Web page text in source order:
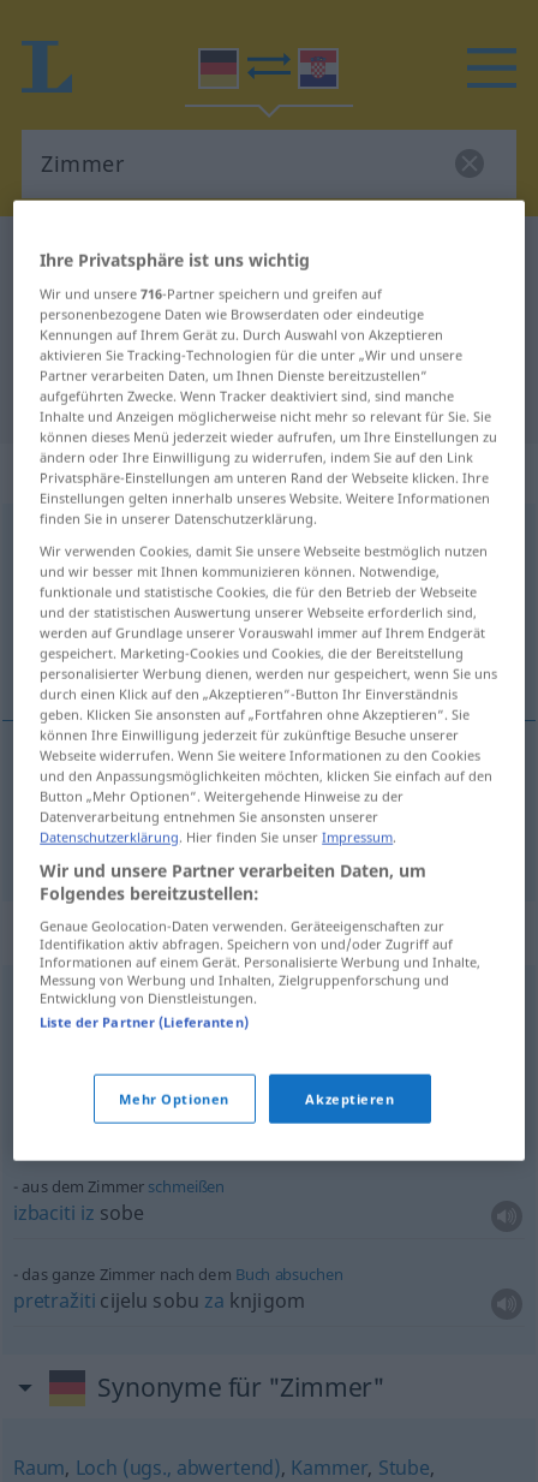
Deutsch-Kroatisch Wörterbuch
Deutsch-Kroatisch Übersetzung für
"Zimmer"
"Zimmer" Kroatisch Übersetzung
„Zimmer“: Neutrum
Übersicht aller Übersetzungen
(Für mehr Details die Übersetzung anklicken/antippen)
soba, prostorija
soba Zimmer
prostorija Zimmer
Beispielsätze für "Zimmer"
das Zimmer hat eine guteAkustik
ima dobru zvučnost
ein eigenes Zimmer
soba
aus dem Zimmer schmeißen
izbaciti iz sobe
das ganze Zimmer nach dem Buch absuchen
pretražiti cijelu sobu za knjigom
Synonyme für "Zimmer"
Raum, Loch (ugs., abwertend), Kammer, Stube,
Ihre Privatsphäre ist uns wichtig
Wir und unsere716-Partner speichern und greifen auf
personenbezogene Daten wie Browserdaten oder eindeutige
Kennungen auf Ihrem Gerät zu. Durch Auswahl von Akzeptieren
aktivieren Sie Tracking-Technologien für die unter „Wir und unsere
Partner verarbeiten Daten, um Ihnen Dienste bereitzustellen“
aufgeführten Zwecke. Wenn Tracker deaktiviert sind, sind manche
Inhalte und Anzeigen möglicherweise nicht mehr so relevant für Sie. Sie
können dieses Menü jederzeit wieder aufrufen, um Ihre Einstellungen zu
ändern oder Ihre Einwilligung zu widerrufen, indem Sie auf den Link
Privatsphäre-Einstellungen am unteren Rand der Webseite klicken. Ihre
Einstellungen gelten innerhalb unseres Website. Weitere Informationen
finden Sie in unserer Datenschutzerklärung.
Wir verwenden Cookies, damit Sie unsere Webseite bestmöglich nutzen
und wir besser mit Ihnen kommunizieren können. Notwendige,
funktionale und statistische Cookies, die für den Betrieb der Webseite
und der statistischen Auswertung unserer Webseite erforderlich sind,
werden auf Grundlage unserer Vorauswahl immer auf Ihrem Endgerät
gespeichert. Marketing-Cookies und Cookies, die der Bereitstellung
personalisierter Werbung dienen, werden nur gespeichert, wenn Sie uns
durch einen Klick auf den „Akzeptieren“-Button Ihr Einverständnis
geben. Klicken Sie ansonsten auf „Fortfahren ohne Akzeptieren“. Sie
können Ihre Einwilligung jederzeit für zukünftige Besuche unserer
Webseite widerrufen. Wenn Sie weitere Informationen zu den Cookies
und den Anpassungsmöglichkeiten möchten, klicken Sie einfach auf den
Button „Mehr Optionen“. Weitergehende Hinweise zu der
Datenverarbeitung entnehmen Sie ansonsten unserer
Datenschutzerklärung. Hier finden Sie unserImpressum.
Wir und unsere Partner verarbeiten Daten, um
Folgendes bereitzustellen:
Genaue Geolocation-Daten verwenden. Geräteeigenschaften zur
Identifikation aktiv abfragen. Speichern von und/oder Zugriff auf
Informationen auf einem Gerät. Personalisierte Werbung und Inhalte,
Messung von Werbung und Inhalten, Zielgruppenforschung und
Entwicklung von Dienstleistungen.
Liste der Partner (Lieferanten)
Mehr Optionen Akzeptieren